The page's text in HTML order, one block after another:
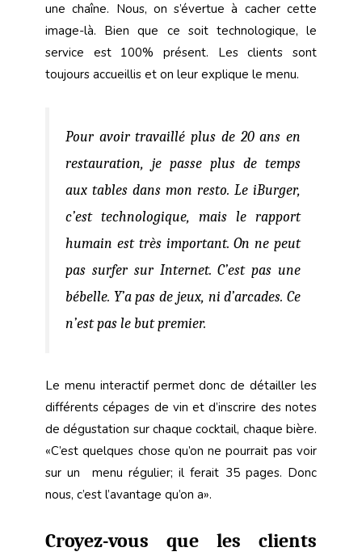
une chaîne. Nous, on s’évertue à cacher cette
image-là. Bien que ce soit technologique, le
service est 100% présent. Les clients sont
toujours accueillis et on leur explique le menu.
Pour avoir travaillé plus de 20 ans en
restauration, je passe plus de temps
aux tables dans mon resto. Le iBurger,
c’est technologique, mais le rapport
humain est très important. On ne peut
pas surfer sur Internet. C’est pas une
bébelle. Y’a pas de jeux, ni d’arcades. Ce
n’est pas le but premier.
Le menu interactif permet donc de détailler les
différents cépages de vin et d’inscrire des notes
de dégustation sur chaque cocktail, chaque bière.
«C’est quelques chose qu’on ne pourrait pas voir
sur un menu régulier; il ferait 35 pages. Donc
nous, c’est l’avantage qu’on a».
Croyez-vous que les clients